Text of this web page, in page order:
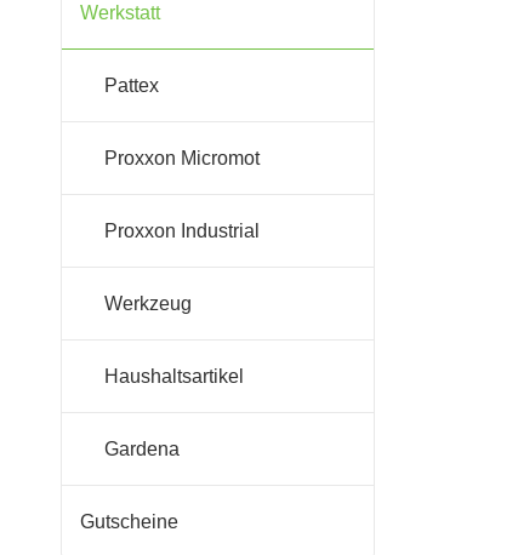
Werkstatt
Pattex
Proxxon Micromot
Proxxon Industrial
Werkzeug
Haushaltsartikel
Gardena
Gutscheine